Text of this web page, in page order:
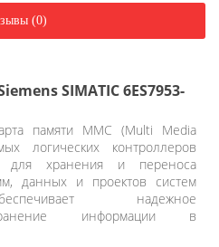
(0)
SIMATIC 6ES7953-
памяти MMC (Multi Media
логических контроллеров
для хранения и переноса
данных и проектов систем
надежное
информации в